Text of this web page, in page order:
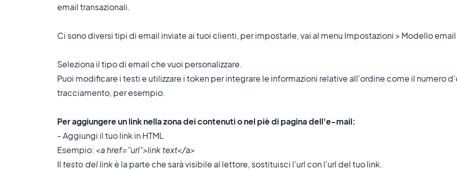
email transazionali.
Ci sono diversi tipi di email inviate ai tuoi clienti, per impostarle, vai al menu Impostazioni > Modello email
Seleziona il tipo di email che vuoi personalizzare.
Puoi modificare i testi e utilizzare i token per integrare le informazioni relative all'ordine come il numero
tracciamento, per esempio.
Per aggiungere un link nella zona dei contenuti o nel piè di pagina dell'e-mail:
- Aggiungi il tuo link in HTML
Esempio: <a href="url">link text</a>
Il testo del linkè la parte che sarà visibile al lettore, sostituisci l'url con l'url del tuo link.